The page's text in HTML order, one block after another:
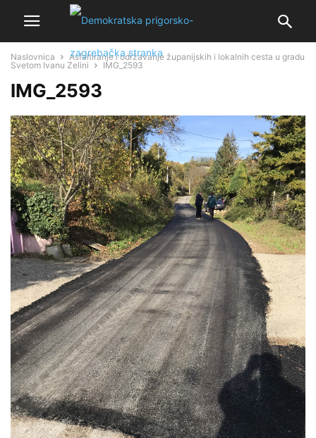
Naslovnica
Asfaltiranje i održavanje županijskih i lokalnih cesta u gradu
Svetom Ivanu Zelini
IMG_2593
IMG_2593